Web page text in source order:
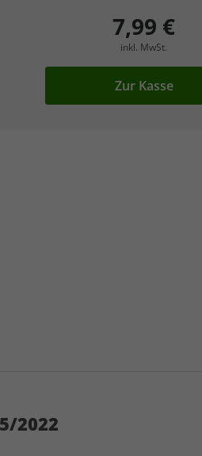
7,99 €
inkl. MwSt.
Zur Kasse
2022